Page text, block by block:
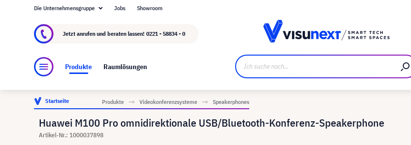
Über visunext.de
Die Unternehmensgruppe Jobs Showroom
Jetzt anrufen und beraten lassen! 0221 - 58834 - 0
Produkte Raumlösungen
Startseite Produkte Videokonferenzsysteme Speakerphones
Huawei M100 Pro omnidirektionale USB/Bluetooth-Konferenz-Speakerphone
Artikel-Nr.: 1000037898